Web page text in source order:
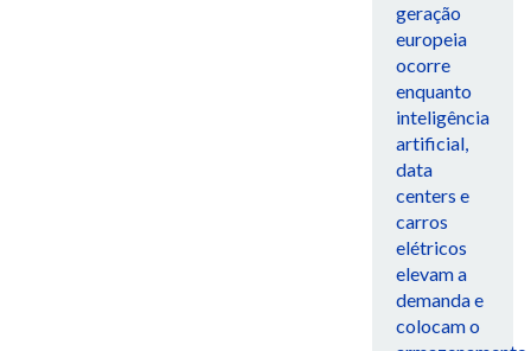
geração
europeia
ocorre
enquanto
inteligência
artificial,
data
centers e
carros
elétricos
elevam a
demanda e
colocam o